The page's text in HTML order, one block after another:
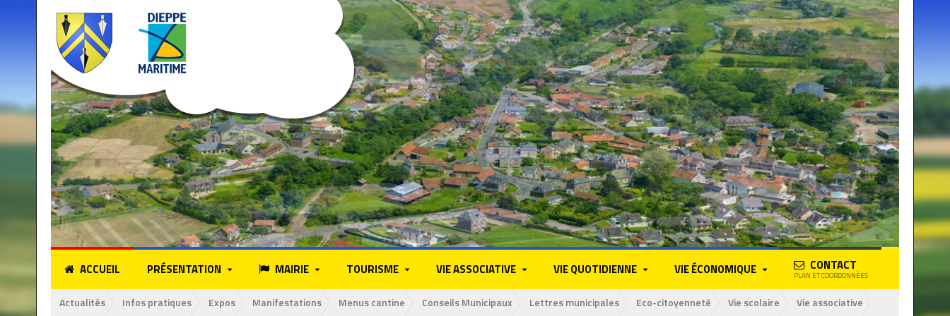
ACCUEIL PRÉSENTATION MAIRIE TOURISME VIE ASSOCIATIVE VIE QUOTIDIENNE VIE ÉCONOMIQUE CONTACT
PLAN ET COORDONNÉES
Actualités Infos pratiques Expos Manifestations Menus cantine Conseils Municipaux Lettres municipales Eco-citoyenneté Vie scolaire Vie associative